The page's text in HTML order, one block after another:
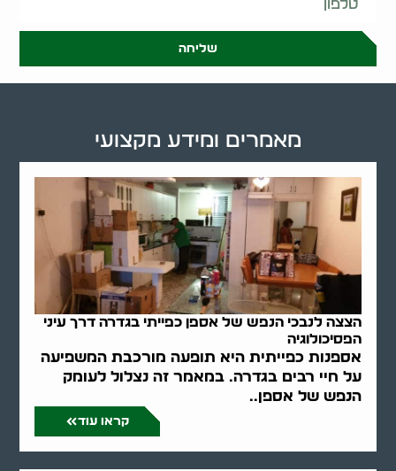
שליחה
הצצה לנבכי הנפש של אספן כפייתי בגדרה דרך עיני
הפסיכולוגיה
אספנות כפייתית היא תופעה מורכבת המשפיעה
על חיי רבים בגדרה. במאמר זה נצלול לעומק
הנפש של אספן..
קראו עוד
מאמרים ומידע מקצועי